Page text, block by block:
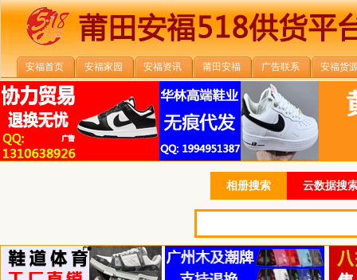
安福首页 安福家园 安福资讯 莆田安福 广告联系 安福货
相册搜索 云数据搜